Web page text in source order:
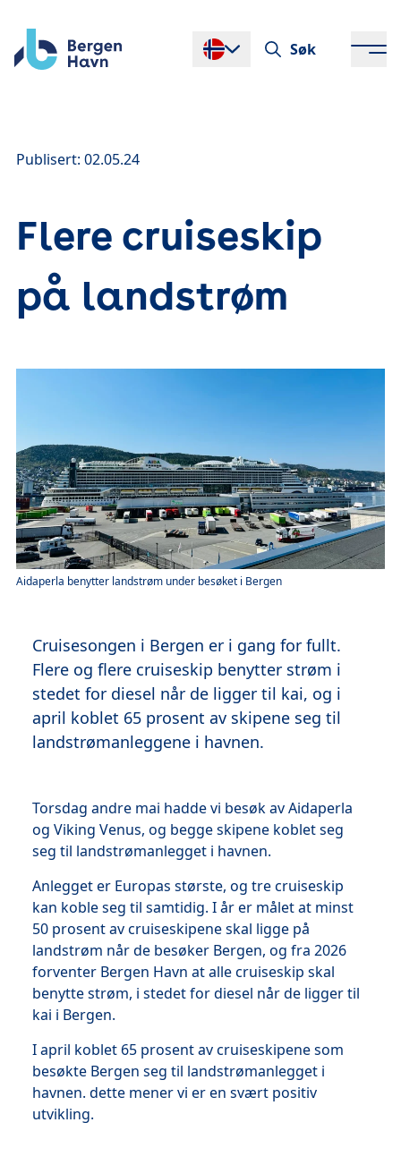
Endre språk
Søk
Publisert: 02.05.24
Flere cruiseskip
på landstrøm
Aidaperla benytter landstrøm under besøket i Bergen
Cruisesongen i Bergen er i gang for fullt.
Flere og flere cruiseskip benytter strøm i
stedet for diesel når de ligger til kai, og i
april koblet 65 prosent av skipene seg til
landstrømanleggene i havnen.
Torsdag andre mai hadde vi besøk av Aidaperla
og Viking Venus, og begge skipene koblet seg
seg til landstrømanlegget i havnen.
Anlegget er Europas største, og tre cruiseskip
kan koble seg til samtidig. I år er målet at minst
50 prosent av cruiseskipene skal ligge på
landstrøm når de besøker Bergen, og fra 2026
forventer Bergen Havn at alle cruiseskip skal
benytte strøm, i stedet for diesel når de ligger til
kai i Bergen.
I april koblet 65 prosent av cruiseskipene som
besøkte Bergen seg til landstrømanlegget i
havnen. dette mener vi er en svært positiv
utvikling.